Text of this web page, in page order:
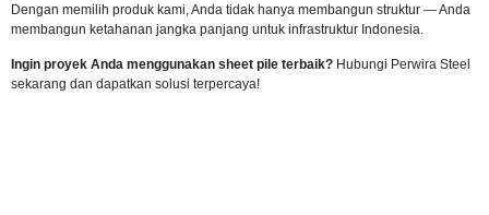
Dengan memilih produk kami, Anda tidak hanya membangun struktur — Anda
membangun ketahanan jangka panjang untuk infrastruktur Indonesia.
Ingin proyek Anda menggunakan sheet pile terbaik? Hubungi Perwira Steel
sekarang dan dapatkan solusi terpercaya!